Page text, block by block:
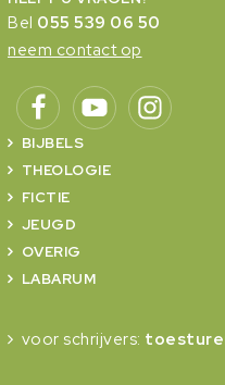
Bel 055 539 06 50
neem contact op
BIJBELS
THEOLOGIE
FICTIE
JEUGD
OVERIG
LABARUM
voor schrijvers: